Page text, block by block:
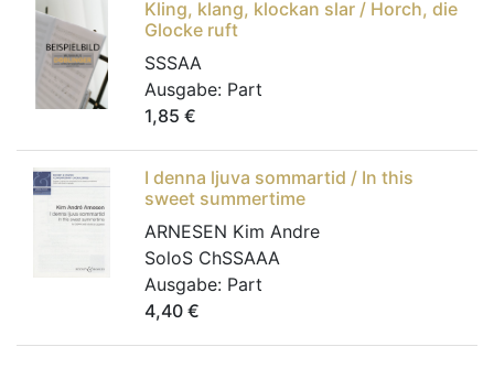
Kling, klang, klockan slar / Horch, die
Glocke ruft
SSSAA
Ausgabe: Part
1,85 €
I denna ljuva sommartid / In this
sweet summertime
ARNESEN Kim Andre
SoloS ChSSAAA
Ausgabe: Part
4,40 €